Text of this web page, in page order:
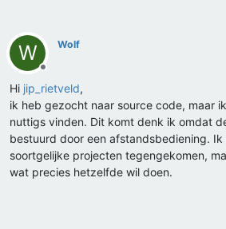
W
Offline
Wolf
Hi jip_rietveld,
ik heb gezocht naar source code, maar
nuttigs vinden. Dit komt denk ik omdat
bestuurd door een afstandsbediening.
soortgelijke projecten tegengekomen,
wat precies hetzelfde wil doen.